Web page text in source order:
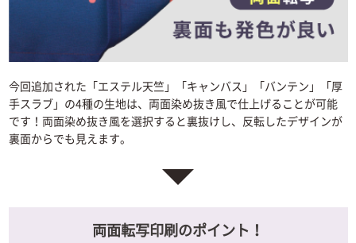
今回追加された「エステル天竺」「キャンバス」「バンテン」「厚
手スラブ」の4種の生地は、両面染め抜き風で仕上げることが可能
です！両面染め抜き風を選択すると裏抜けし、反転したデザインが
裏面からでも見えます。
両面転写印刷のポイント！